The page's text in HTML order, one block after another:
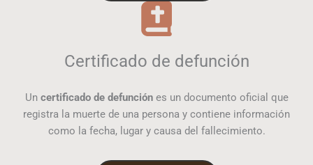
Certificado de defunción
Un certificado de defunciónes un documento oficial que
registra la muerte de una persona y contiene información
como la fecha, lugar y causa del fallecimiento.